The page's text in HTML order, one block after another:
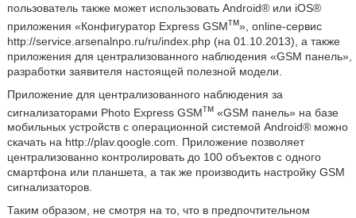
пользователь также может использовать Android® или iOS®
приложения «Конфигуратор Express GSMтм», online-сервис
http://service.arsenalnpo.ru/ru/index.php (на 01.10.2013), а также
приложения для централизованного наблюдения «GSM панель»,
разработки заявителя настоящей полезной модели.
Приложение для централизованного наблюдения за
сигнализаторами Photo Express GSMтм«GSM панель» на базе
мобильных устройств с операционной системой Android® можно
скачать на http://plav.qoogle.com. Приложение позволяет
централизованно контролировать до 100 объектов с одного
смартфона или планшета, а так же производить настройку GSM
сигнализаторов.
Таким образом, не смотря на то, что в предпочтительном